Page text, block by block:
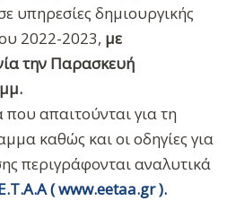
υπηρεσίες δημιουργικής
2022-2023, με
την Παρασκευή
απαιτούνται για τη
καθώς και οι οδηγίες για
περιγράφονται αναλυτικά
( www.eetaa.gr ).